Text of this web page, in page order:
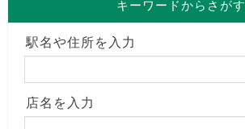
キーワードからさがす
駅名や住所を入力
店名を入力